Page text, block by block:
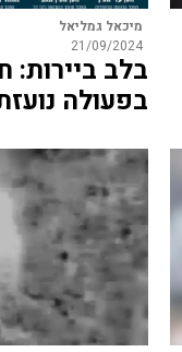
מיכאל גמליאל
21/09/2024
בלב ביירות:
בפעולה